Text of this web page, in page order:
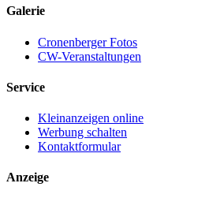
Galerie
Cronenberger Fotos
CW-Veranstaltungen
Service
Kleinanzeigen online
Werbung schalten
Kontaktformular
Anzeige